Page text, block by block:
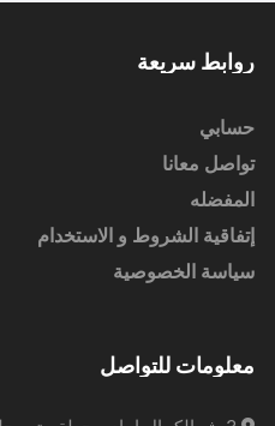
روابط سريعة
حسابي
تواصل معانا
المفضله
إتفاقية الشروط و الاستخدام
سياسة الخصوصية
معلومات للتواصل